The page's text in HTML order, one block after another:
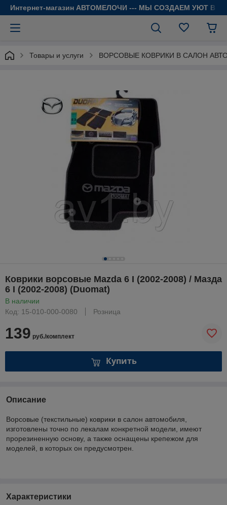
Интернет-магазин АВТОМЕЛОЧИ --- МЫ СОЗДАЕМ УЮТ В
Товары и услуги ВОРСОВЫЕ КОВРИКИ В САЛОН
Коврики ворсовые Mazda 6 I (2002-2008) / Мазда
6 I (2002-2008) (Duomat)
В наличии
Код: 15-010-000-0080
Розница
139 руб./комплект
Купить
Описание
Ворсовые (текстильные) коврики в салон автомобиля,
изготовлены точно по лекалам конкретной модели, имеют
прорезиненную основу, а также оснащены крепежом для
моделей, в которых он предусмотрен.
Характеристики